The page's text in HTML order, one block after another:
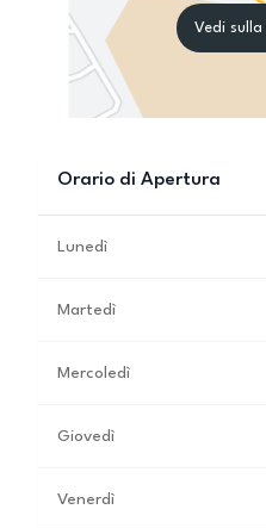
Vedi
Orario di Apertura
Lunedì
Martedì
Mercoledì
Giovedì
Venerdì